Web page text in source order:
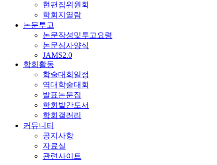
현편집위원회
학회지열람
논문투고
논문작성및투고요령
논문심사양식
JAMS2.0
학회활동
학술대회일정
역대학술대회
발표논문집
학회발간도서
학회갤러리
커뮤니티
공지사항
자료실
관련사이트